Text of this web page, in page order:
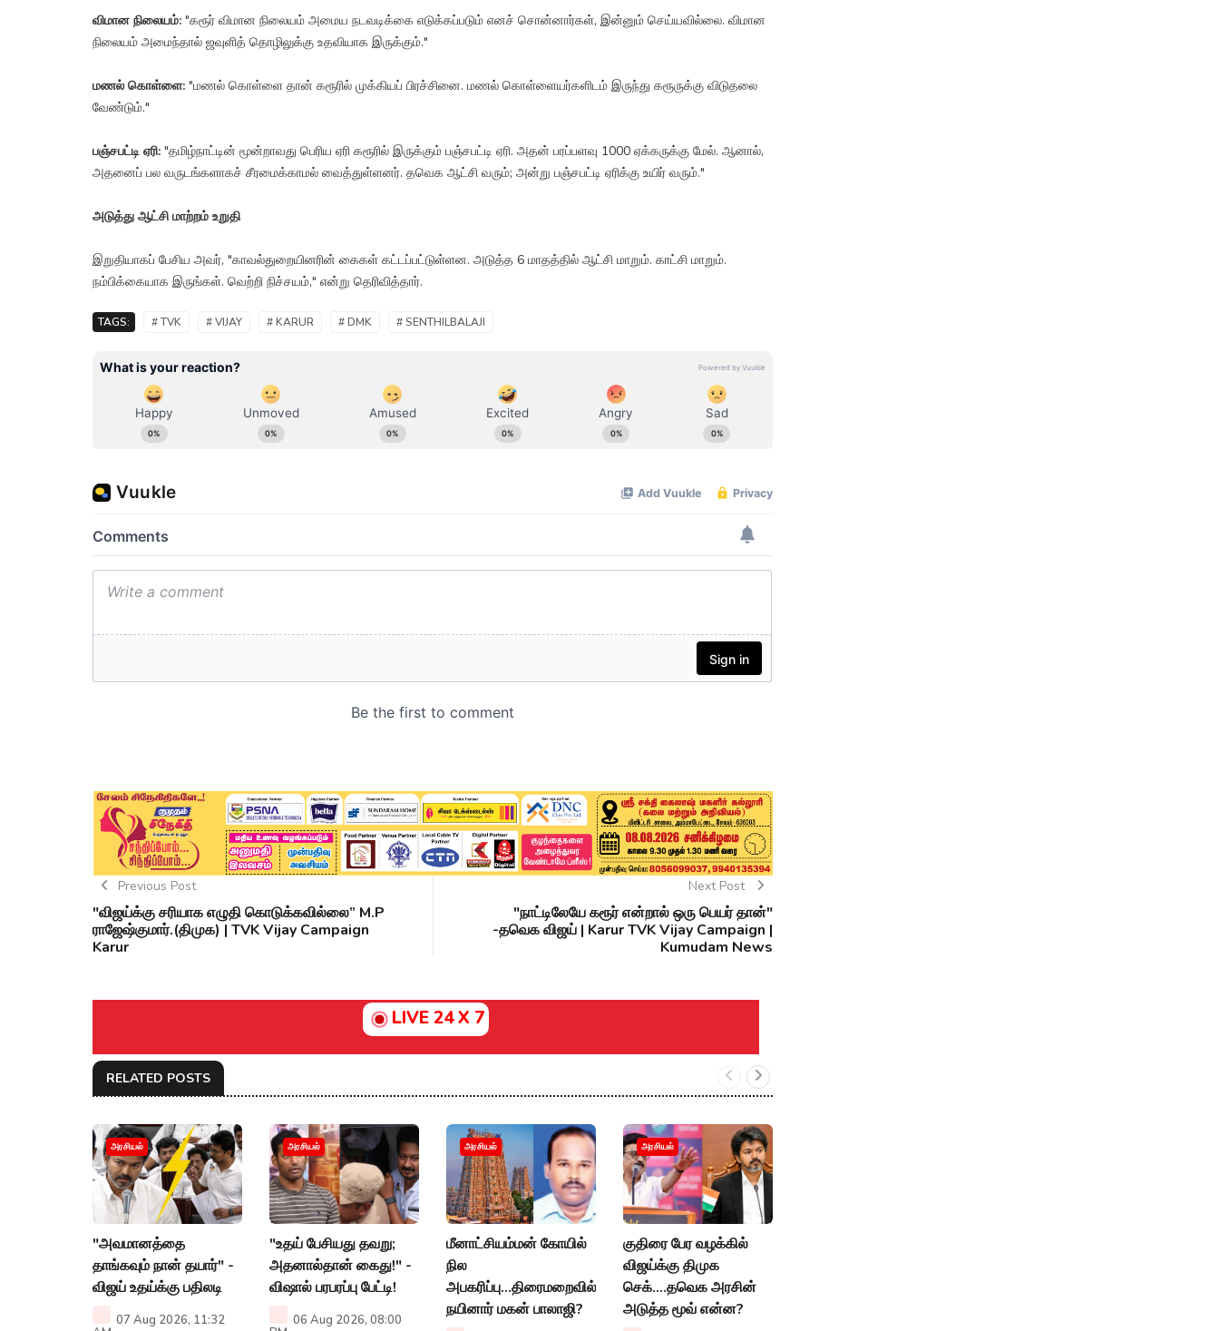
விமான நிலையம்: "கரூர் விமான நிலையம் அமைய நடவடிக்கை எடுக்கப்படும் எனச் சொன்னார்கள், இன்னும் செய்யவில்லை. விமான
நிலையம் அமைந்தால் ஜவுளித் தொழிலுக்கு உதவியாக இருக்கும்."
மணல் கொள்ளை: "மணல் கொள்ளை தான் கரூரில் முக்கியப் பிரச்சினை. மணல் கொள்ளையர்களிடம் இருந்து கரூருக்கு விடுதலை
வேண்டும்."
பஞ்சபட்டி ஏரி: "தமிழ்நாட்டின் மூன்றாவது பெரிய ஏரி கரூரில் இருக்கும் பஞ்சபட்டி ஏரி. அதன் பரப்பளவு 1000 ஏக்கருக்கு மேல். ஆனால்,
அதனைப் பல வருடங்களாகச் சீரமைக்காமல் வைத்துள்ளனர். தவெக ஆட்சி வரும்; அன்று பஞ்சபட்டி ஏரிக்கு உயிர் வரும்."
அடுத்து ஆட்சி மாற்றம் உறுதி
இறுதியாகப் பேசிய அவர், "காவல்துறையினரின் கைகள் கட்டப்பட்டுள்ளன. அடுத்த 6 மாதத்தில் ஆட்சி மாறும். காட்சி மாறும்.
நம்பிக்கையாக இருங்கள். வெற்றி நிச்சயம்," என்று தெரிவித்தார்.
TAGS: # TVK # VIJAY # KARUR # DMK # SENTHILBALAJI
Previous Post
"விஜய்க்கு சரியாக எழுதி கொடுக்கவில்லை” M.P
ராஜேஷ்குமார்.(திமுக) | TVK Vijay Campaign
Karur
Next Post
"நாட்டிலேயே கரூர் என்றால் ஒரு பெயர் தான்"
-தவெக விஜய் | Karur TVK Vijay Campaign |
Kumudam News
LIVE 24 X 7
RELATED POSTS
அரசியல்
"அவமானத்தை
தாங்கவும் நான் தயார்" -
விஜய் உதய்க்கு பதிலடி
07 Aug 2026, 11:32
அரசியல்
"உதய் பேசியது தவறு;
அதனால்தான் கைது!" -
விஷால் பரபரப்பு பேட்டி!
06 Aug 2026, 08:00
அரசியல்
மீனாட்சியம்மன் கோயில்
நில
அபகரிப்பு...திரைமறைவில்
நயினார் மகன் பாலாஜி?
அரசியல்
குதிரை பேர வழக்கில்
விஜய்க்கு திமுக
செக்....தவெக அரசின்
அடுத்த மூவ் என்ன?